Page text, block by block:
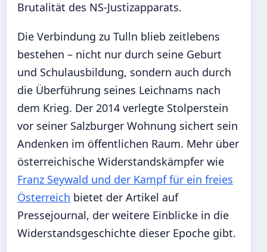
Brutalität des NS-Justizapparats.
Die Verbindung zu Tulln blieb zeitlebens
bestehen – nicht nur durch seine Geburt
und Schulausbildung, sondern auch durch
die Überführung seines Leichnams nach
dem Krieg. Der 2014 verlegte Stolperstein
vor seiner Salzburger Wohnung sichert sein
Andenken im öffentlichen Raum. Mehr über
österreichische Widerstandskämpfer wie
Franz Seywald und der Kampf für ein freies
Österreich bietet der Artikel auf
Pressejournal, der weitere Einblicke in die
Widerstandsgeschichte dieser Epoche gibt.